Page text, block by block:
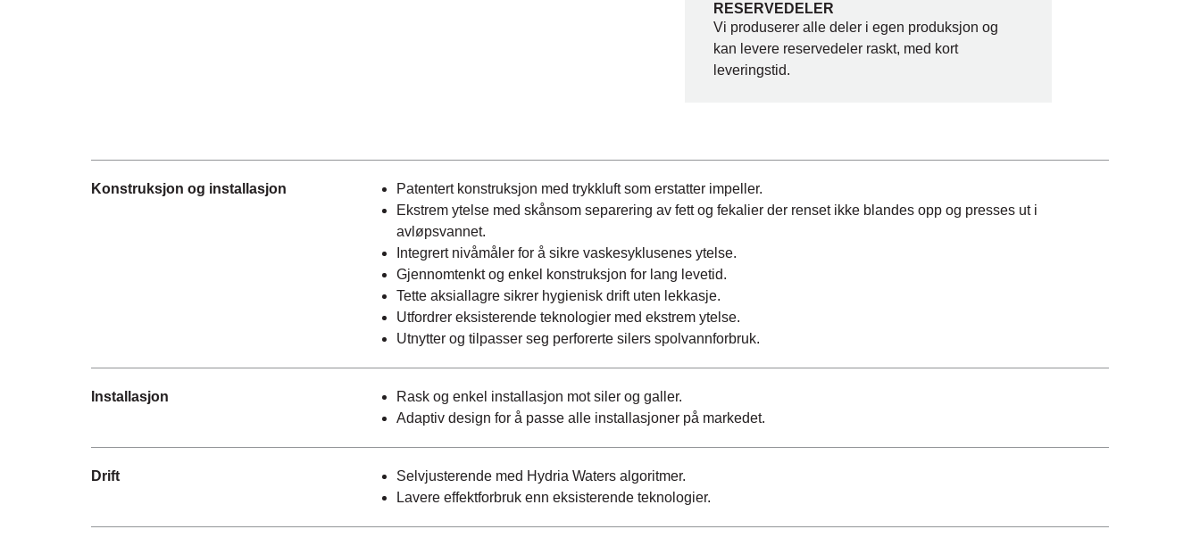
RESERVEDELER
Vi produserer alle deler i egen produksjon og
kan levere reservedeler raskt, med kort
leveringstid.
Konstruksjon og installasjon
Patentert konstruksjon med trykkluft som erstatter impeller.
Ekstrem ytelse med skånsom separering av fett og fekalier der renset ikke blandes opp og presses ut i
avløpsvannet.
Integrert nivåmåler for å sikre vaskesyklusenes ytelse.
Gjennomtenkt og enkel konstruksjon for lang levetid.
Tette aksiallagre sikrer hygienisk drift uten lekkasje.
Utfordrer eksisterende teknologier med ekstrem ytelse.
Utnytter og tilpasser seg perforerte silers spolvannforbruk.
Installasjon
Rask og enkel installasjon mot siler og galler.
Adaptiv design for å passe alle installasjoner på markedet.
Drift
Selvjusterende med Hydria Waters algoritmer.
Lavere effektforbruk enn eksisterende teknologier.